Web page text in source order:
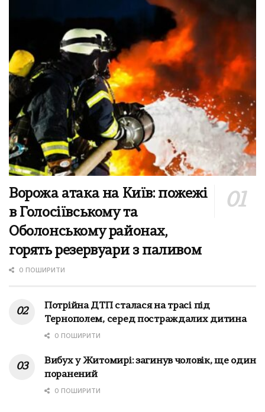
Ворожа атака на Київ: пожежі
в Голосіївському та
Оболонському районах,
горять резервуари з паливом
0 ПОШИРИТИ
Потрійна ДТП сталася на трасі під
Тернополем, серед постраждалих дитина
0 ПОШИРИТИ
Вибух у Житомирі: загинув чоловік, ще один
поранений
0 ПОШИРИТИ